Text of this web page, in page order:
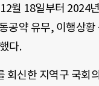
월 18일부터 2024
공약 유무, 이행상
다.
회신한 지역구 국회